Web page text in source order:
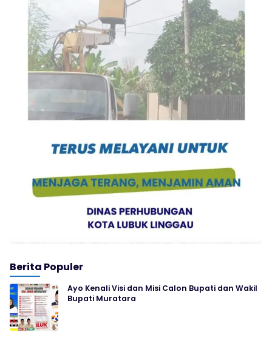
Berita Populer
Ayo Kenali Visi dan Misi Calon Bupati dan Wakil
Bupati Muratara